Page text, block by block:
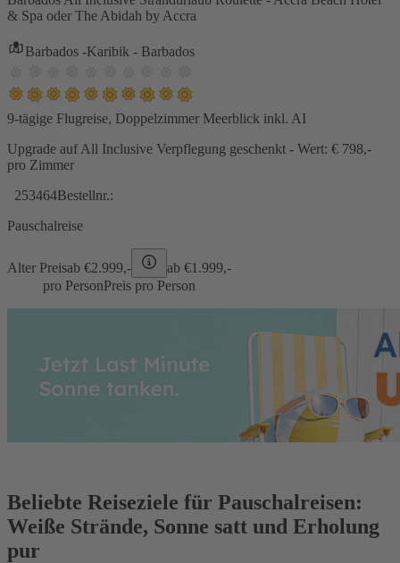
& Spa oder The Abidah by Accra
Barbados -Karibik - Barbados
9-tägige Flugreise, Doppelzimmer Meerblick inkl. AI
Upgrade auf All Inclusive Verpflegung geschenkt - Wert: € 798,-
pro Zimmer
253464Bestellnr.:
Pauschalreise
Alter Preisab €2.999,- ab €1.999,-
pro PersonPreis pro Person
Beliebte Reiseziele für Pauschalreisen:
Weiße Strände, Sonne satt und Erholung
pur